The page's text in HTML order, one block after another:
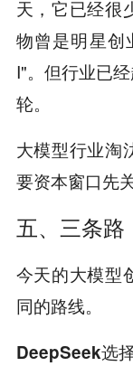
天，它已经很
物曾是明星创
I"。但行业已
轮。
大模型行业淘
要资本窗口先
五、三条路
今天的大模型
同的路线。
DeepSeek选